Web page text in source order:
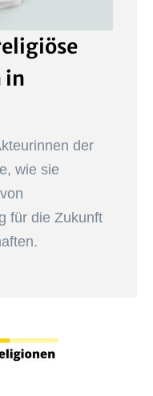
in
der
wie sie
für die Zukunft